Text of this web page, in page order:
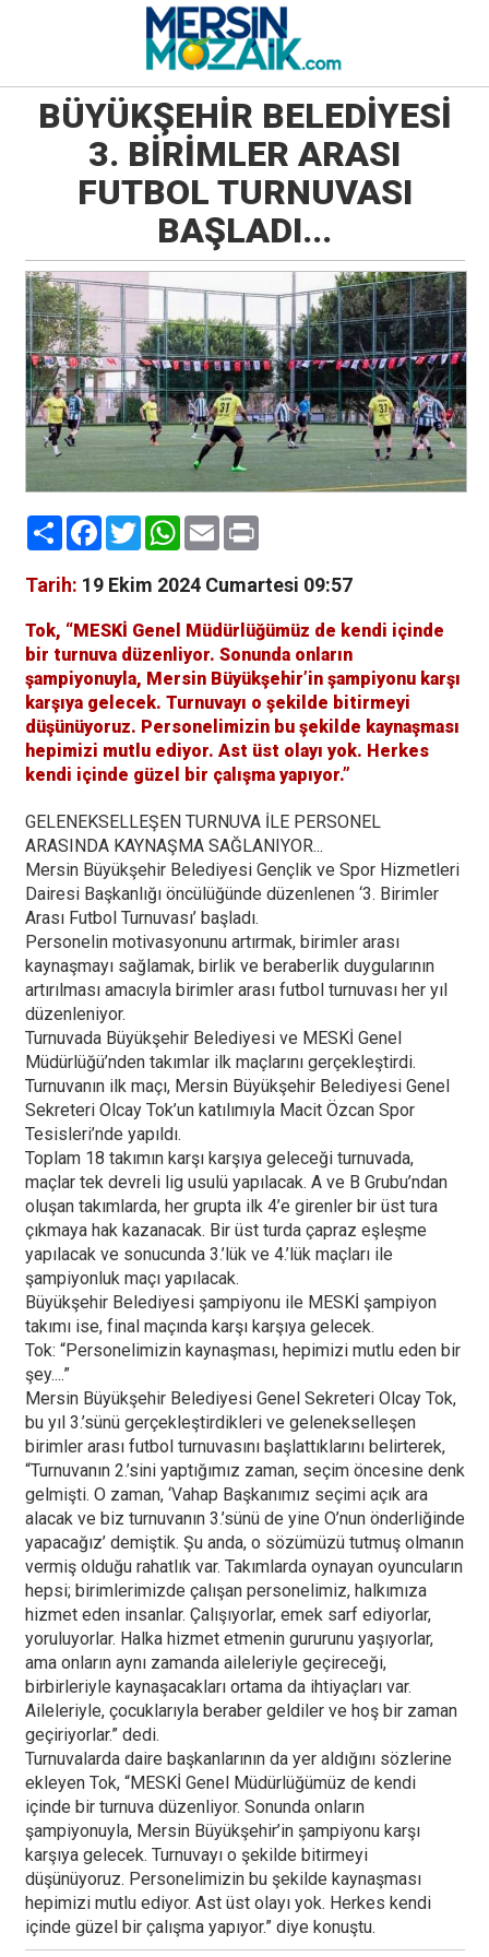
BÜYÜKŞEHİR BELEDİYESİ
3. BİRİMLER ARASI
FUTBOL TURNUVASI
BAŞLADI...
PaylaşFacebook
TwitterWhatsApp
EmailPrint
Tarih: 19 Ekim 2024 Cumartesi 09:57
Tok, “MESKİ Genel Müdürlüğümüz de kendi içinde
bir turnuva düzenliyor. Sonunda onların
şampiyonuyla, Mersin Büyükşehir’in şampiyonu karşı
karşıya gelecek. Turnuvayı o şekilde bitirmeyi
düşünüyoruz. Personelimizin bu şekilde kaynaşması
hepimizi mutlu ediyor. Ast üst olayı yok. Herkes
kendi içinde güzel bir çalışma yapıyor.”
GELENEKSELLEŞEN TURNUVA İLE PERSONEL
ARASINDA KAYNAŞMA SAĞLANIYOR...
Mersin Büyükşehir Belediyesi Gençlik ve Spor Hizmetleri
Dairesi Başkanlığı öncülüğünde düzenlenen ‘3. Birimler
Arası Futbol Turnuvası’ başladı.
Personelin motivasyonunu artırmak, birimler arası
kaynaşmayı sağlamak, birlik ve beraberlik duygularının
artırılması amacıyla birimler arası futbol turnuvası her yıl
düzenleniyor.
Turnuvada Büyükşehir Belediyesi ve MESKİ Genel
Müdürlüğü’nden takımlar ilk maçlarını gerçekleştirdi.
Turnuvanın ilk maçı, Mersin Büyükşehir Belediyesi Genel
Sekreteri Olcay Tok’un katılımıyla Macit Özcan Spor
Tesisleri’nde yapıldı.
Toplam 18 takımın karşı karşıya geleceği turnuvada,
maçlar tek devreli lig usulü yapılacak. A ve B Grubu’ndan
oluşan takımlarda, her grupta ilk 4’e girenler bir üst tura
çıkmaya hak kazanacak. Bir üst turda çapraz eşleşme
yapılacak ve sonucunda 3.’lük ve 4.’lük maçları ile
şampiyonluk maçı yapılacak.
Büyükşehir Belediyesi şampiyonu ile MESKİ şampiyon
takımı ise, final maçında karşı karşıya gelecek.
Tok: “Personelimizin kaynaşması, hepimizi mutlu eden bir
şey....”
Mersin Büyükşehir Belediyesi Genel Sekreteri Olcay Tok,
bu yıl 3.’sünü gerçekleştirdikleri ve gelenekselleşen
birimler arası futbol turnuvasını başlattıklarını belirterek,
“Turnuvanın 2.’sini yaptığımız zaman, seçim öncesine denk
gelmişti. O zaman, ‘Vahap Başkanımız seçimi açık ara
alacak ve biz turnuvanın 3.’sünü de yine O’nun önderliğinde
yapacağız’ demiştik. Şu anda, o sözümüzü tutmuş olmanın
vermiş olduğu rahatlık var. Takımlarda oynayan oyuncuların
hepsi; birimlerimizde çalışan personelimiz, halkımıza
hizmet eden insanlar. Çalışıyorlar, emek sarf ediyorlar,
yoruluyorlar. Halka hizmet etmenin gururunu yaşıyorlar,
ama onların aynı zamanda aileleriyle geçireceği,
birbirleriyle kaynaşacakları ortama da ihtiyaçları var.
Aileleriyle, çocuklarıyla beraber geldiler ve hoş bir zaman
geçiriyorlar.” dedi.
Turnuvalarda daire başkanlarının da yer aldığını sözlerine
ekleyen Tok, “MESKİ Genel Müdürlüğümüz de kendi
içinde bir turnuva düzenliyor. Sonunda onların
şampiyonuyla, Mersin Büyükşehir’in şampiyonu karşı
karşıya gelecek. Turnuvayı o şekilde bitirmeyi
düşünüyoruz. Personelimizin bu şekilde kaynaşması
hepimizi mutlu ediyor. Ast üst olayı yok. Herkes kendi
içinde güzel bir çalışma yapıyor.” diye konuştu.